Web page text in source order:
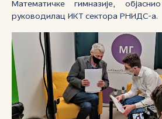
Математичке гимназије,
руководилац ИКТ сектора РНИДС-а.